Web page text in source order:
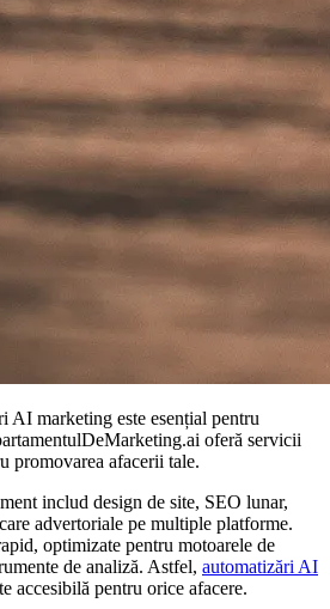
AI marketing este esențial pentru
oferă servicii
promovarea afacerii tale.
includ design de site, SEO lunar,
advertoriale pe multiple platforme.
optimizate pentru motoarele de
de analiză. Astfel, automatizări AI
accesibilă pentru orice afacere.